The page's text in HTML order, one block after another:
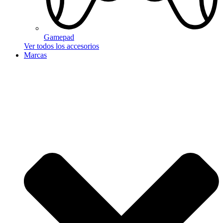
Gamepad
Ver todos los accesorios
Marcas